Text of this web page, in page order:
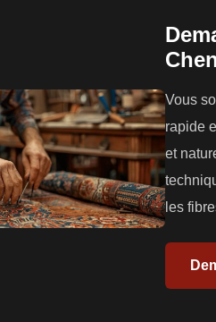
Vous
rapide
et
les